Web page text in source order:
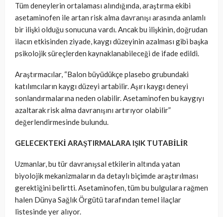
Tüm deneylerin ortalaması alındığında, araştırma ekibi
asetaminofen ile artan risk alma davranışı arasında anlamlı
bir ilişki olduğu sonucuna vardı. Ancak bu ilişkinin, doğrudan
ilacın etkisinden ziyade, kaygı düzeyinin azalması gibi başka
psikolojik süreçlerden kaynaklanabileceği de ifade edildi.
Araştırmacılar, “Balon büyüdükçe plasebo grubundaki
katılımcıların kaygı düzeyi artabilir. Aşırı kaygı deneyi
sonlandırmalarına neden olabilir. Asetaminofen bu kaygıyı
azaltarak risk alma davranışını artırıyor olabilir”
değerlendirmesinde bulundu.
GELECEKTEKİ ARAŞTIRMALARA IŞIK TUTABİLİR
Uzmanlar, bu tür davranışsal etkilerin altında yatan
biyolojik mekanizmaların da detaylı biçimde araştırılması
gerektiğini belirtti. Asetaminofen, tüm bu bulgulara rağmen
halen Dünya Sağlık Örgütü tarafından temel ilaçlar
listesinde yer alıyor.